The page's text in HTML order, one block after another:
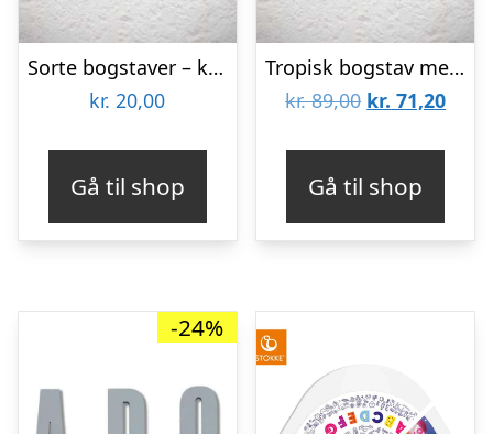
Sorte bogstaver – køb enkeltvis
kr. 20,00
Gå til shop
Tropisk bogstav med navn – Plakat
kr.89,00 Den
kr. 89,00.
kr. 71,20Den
kr.
Gå til shop
-24%